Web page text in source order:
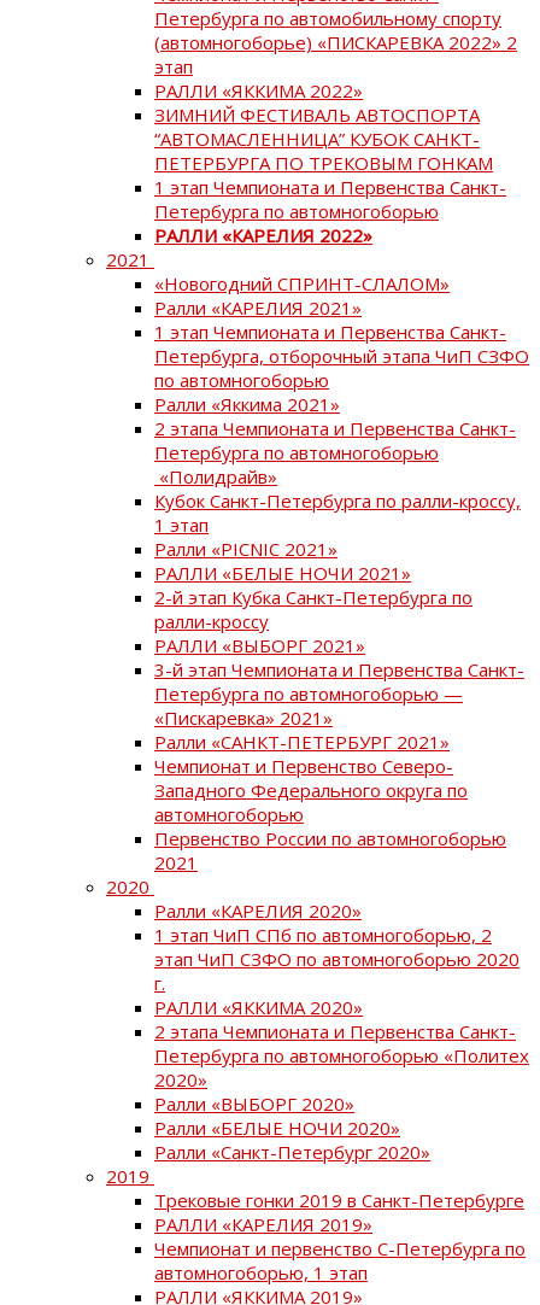
Петербурга по автомобильному спорту
(автомногоборье) «ПИСКАРЕВКА 2022» 2
этап
РАЛЛИ «ЯККИМА 2022»
ЗИМНИЙ ФЕСТИВАЛЬ АВТОСПОРТА
“АВТОМАСЛЕННИЦА” КУБОК САНКТ-
ПЕТЕРБУРГА ПО ТРЕКОВЫМ ГОНКАМ
1 этап Чемпионата и Первенства Санкт-
Петербурга по автомногоборью
РАЛЛИ «КАРЕЛИЯ 2022»
2021
«Новогодний СПРИНТ-СЛАЛОМ»
Ралли «КАРЕЛИЯ 2021»
1 этап Чемпионата и Первенства Санкт-
Петербурга, отборочный этапа ЧиП СЗФО
по автомногоборью
Ралли «Яккима 2021»
2 этапа Чемпионата и Первенства Санкт-
Петербурга по автомногоборью
«Полидрайв»
Кубок Санкт-Петербурга по ралли-кроссу,
1 этап
Ралли «PICNIC 2021»
РАЛЛИ «БЕЛЫЕ НОЧИ 2021»
2-й этап Кубка Санкт-Петербурга по
ралли-кроссу
РАЛЛИ «ВЫБОРГ 2021»
3-й этап Чемпионата и Первенства Санкт-
Петербурга по автомногоборью —
«Пискаревка» 2021»
Ралли «САНКТ-ПЕТЕРБУРГ 2021»
Чемпионат и Первенство Северо-
Западного Федерального округа по
автомногоборью
Первенство России по автомногоборью
2021
2020
Ралли «КАРЕЛИЯ 2020»
1 этап ЧиП СПб по автомногоборью, 2
этап ЧиП СЗФО по автомногоборью 2020
г.
РАЛЛИ «ЯККИМА 2020»
2 этапа Чемпионата и Первенства Санкт-
Петербурга по автомногоборью «Политех
2020»
Ралли «ВЫБОРГ 2020»
Ралли «БЕЛЫЕ НОЧИ 2020»
Ралли «Санкт-Петербург 2020»
2019
Трековые гонки 2019 в Санкт-Петербурге
РАЛЛИ «КАРЕЛИЯ 2019»
Чемпионат и первенство С-Петербурга по
автомногоборью, 1 этап
РАЛЛИ «ЯККИМА 2019»